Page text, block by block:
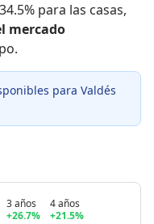
para las casas,
mercado
para Valdés
3 años
+26.7%
4 años
+21.5%